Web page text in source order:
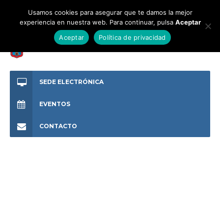
SEDE ELECTRÓNICA
EVENTOS
CONTACTO
Usamos cookies para asegurar que te damos la mejor
experiencia en nuestra web. Para continuar, pulsa Aceptar
Aceptar
Política de privacidad